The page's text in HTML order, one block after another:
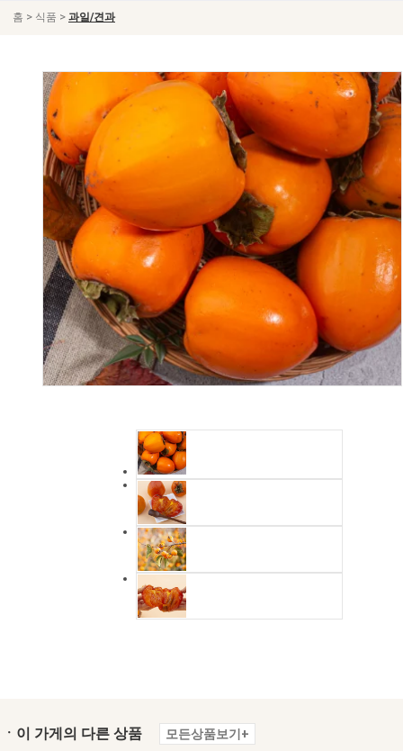
홈 > 식품 > 과일/견과
ㆍ이 가게의 다른 상품 모든상품보기+